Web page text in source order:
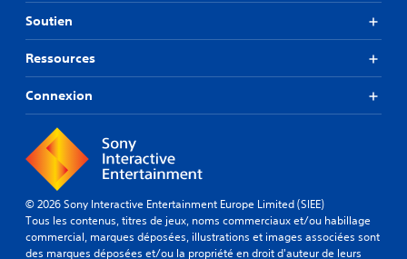
Soutien
Ressources
Connexion
© 2026 Sony Interactive Entertainment Europe Limited (SIEE)
Tous les contenus, titres de jeux, noms commerciaux et/ou habillage
commercial, marques déposées, illustrations et images associées sont
des marques déposées et/ou la propriété en droit d'auteur de leurs